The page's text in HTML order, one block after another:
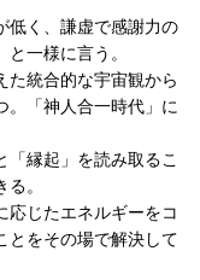
低く、謙虚で感謝力の
一様に言う。
た統合的な宇宙観から
。「神人合一時代」に
縁起」を読み取るこ
。
応じたエネルギーをコ
とをその場で解決して